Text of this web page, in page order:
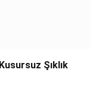
Şıklık